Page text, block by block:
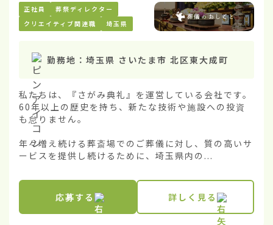
正社員
葬祭ディレクター
クリエイティブ関連職
埼玉県
勤務地： 埼玉県 さいたま市 北区東大成町
私たちは、『さがみ典礼』を運営している会社です。
60年以上の歴史を持ち、新たな技術や施設への投資
も怠りません。
年々増え続ける葬斎場でのご葬儀に対し、質の高いサ
ービスを提供し続けるために、埼玉県内の...
応募する 詳しく見る